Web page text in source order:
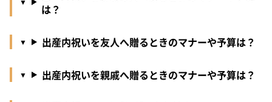
は？
出産内祝いを友人へ贈るときのマナーや予算は？
出産内祝いを親戚へ贈るときのマナーや予算は？